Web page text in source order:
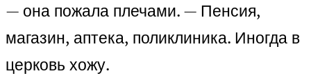
— она пожала плечами. — Пенсия,
магазин, аптека, поликлиника. Иногда в
церковь хожу.